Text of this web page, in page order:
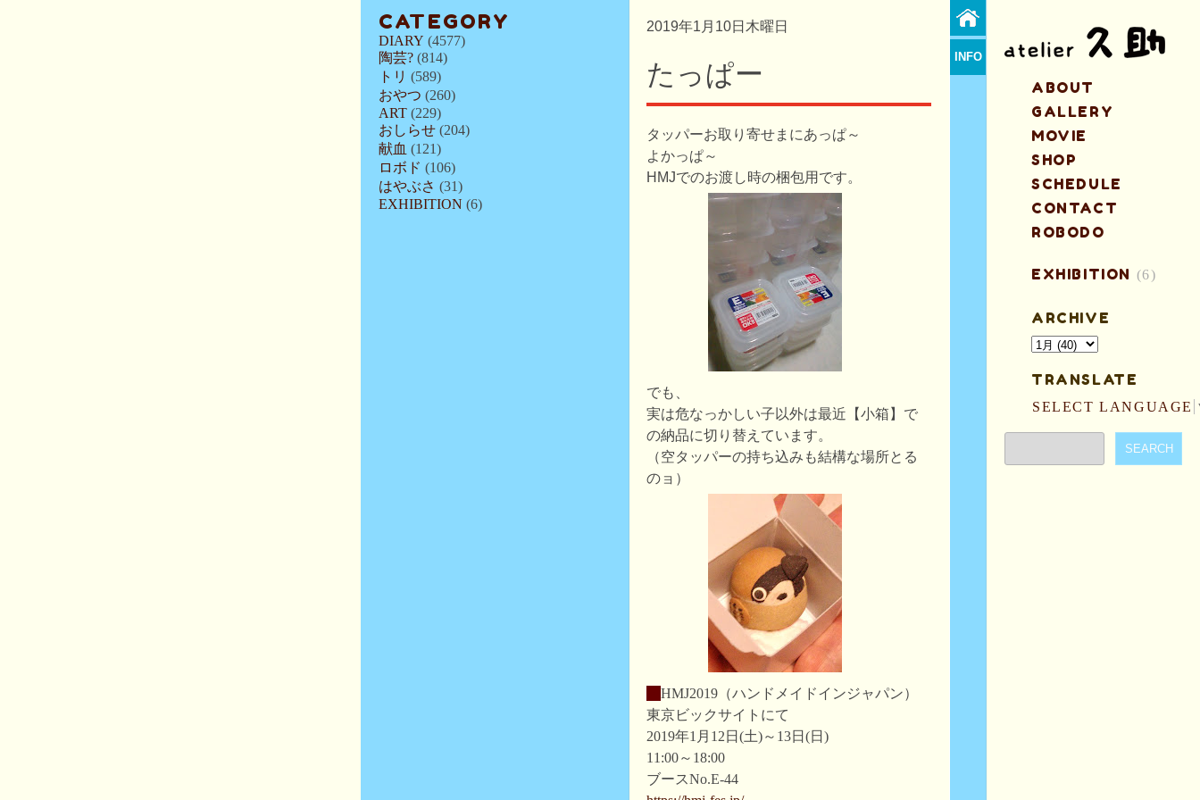
CATEGORY
DIARY (4577)
陶芸? (814)
トリ (589)
おやつ (260)
ART (229)
おしらせ (204)
献血 (121)
ロボド (106)
はやぶさ (31)
EXHIBITION (6)
2019年1月10日木曜日
たっぱー
タッパーお取り寄せまにあっぱ～
よかっぱ～
HMJでのお渡し時の梱包用です。
でも、
実は危なっかしい子以外は最近【小箱】で
の納品に切り替えています。
（空タッパーの持ち込みも結構な場所とる
のョ）
HMJ2019（ハンドメイドインジャパン）
東京ビックサイトにて
2019年1月12日(土)～13日(日)
11:00～18:00
ブースNo.E-44
INFO
ABOUT
GALLERY
MOVIE
SHOP
SCHEDULE
CONTACT
ROBODO
EXHIBITION (6)
ARCHIVE
TRANSLATE
SELECT LANGUAGE